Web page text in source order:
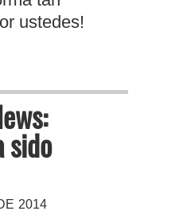
ustedes!
sido
2014